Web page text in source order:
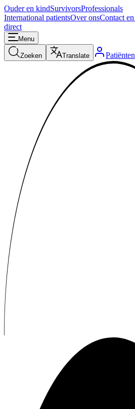
Ouder en kindSurvivorsProfessionals
International patientsOver onsContact
direct
Menu
Zoeken Translate